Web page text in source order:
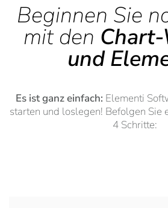
Beginnen Sie
mit den
und
Es ist ganz einfach: Elementi
starten und loslegen! Befolgen Sie
4 Schritte: